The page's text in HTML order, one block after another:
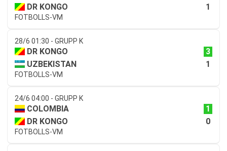
DR KONGO
1
FOTBOLLS-VM
28/6 01:30 - GRUPP K
DR KONGO
3
UZBEKISTAN
1
FOTBOLLS-VM
24/6 04:00 - GRUPP K
COLOMBIA
1
DR KONGO
0
FOTBOLLS-VM